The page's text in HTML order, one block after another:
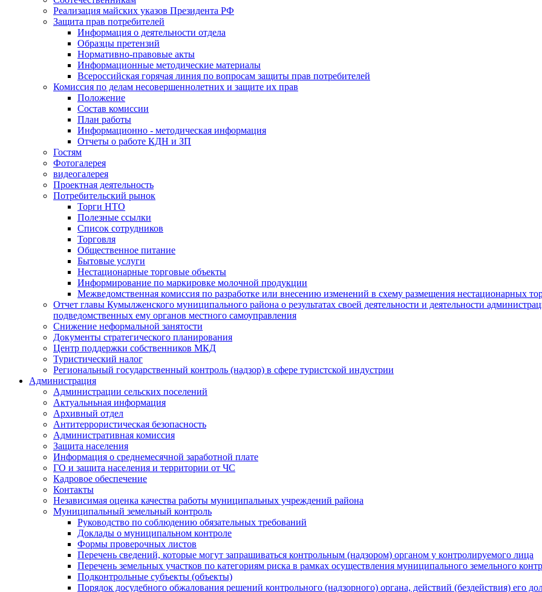
Реализация майских указов Президента РФ
Защита прав потребителей
Информация о деятельности отдела
Образцы претензий
Нормативно-правовые акты
Информационные методические материалы
Всероссийская горячая линия по вопросам защиты прав потребителей
Комиссия по делам несовершеннолетних и защите их прав
Положение
Состав комиссии
План работы
Информационно - методическая информация
Отчеты о работе КДН и ЗП
Гостям
Фотогалерея
видеогалерея
Проектная деятельность
Потребительский рынок
Торги НТО
Полезные ссылки
Список сотрудников
Торговля
Общественное питание
Бытовые услуги
Нестационарные торговые объекты
Информирование по маркировке молочной продукции
Межведомственная комиссия по разработке или внесению изменений в схему размещения нестационарных
Отчет главы Кумылженского муниципального района о результатах своей деятельности и деятельности
подведомственных ему органов местного самоуправления
Снижение неформальной занятости
Документы стратегического планирования
Центр поддержки собственников МКД
Туристический налог
Региональный государственный контроль (надзор) в сфере туристской индустрии
Администрация
Администрации сельских поселений
Актуальньная информация
Архивный отдел
Антитеррористическая безопасность
Административная комиссия
Защита населения
Информация о среднемесячной заработной плате
ГО и защита населения и территории от ЧС
Кадровое обеспечение
Контакты
Независимая оценка качества работы муниципальных учреждений района
Муниципальный земельный контроль
Руководство по соблюдению обязательных требований
Доклады о муниципальном контроле
Формы проверочных листов
Перечень сведений, которые могут запрашиваться контрольным (надзором) органом у контролируемого лица
Перечень земельных участков по категориям риска в рамках осуществления муниципального земельного
Подконтрольные субъекты (объекты)
Порядок досудебного обжалования решений контрольного (надзорного) органа, действий (бездействия) его